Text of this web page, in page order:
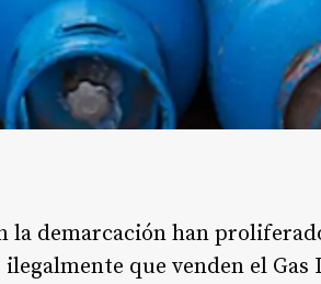
la demarcación han
que venden el Gas